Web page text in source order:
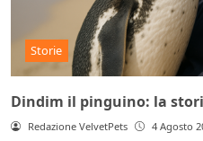
Storie
Dindim il pinguino: la
Redazione VelvetPets 4 Agosto